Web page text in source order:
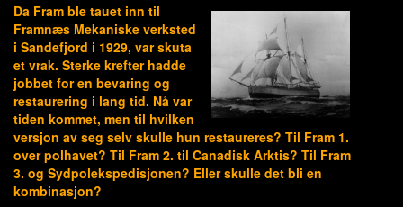
Da Fram ble tauet inn til
Framnæs Mekaniske verksted
i Sandefjord i 1929, var skuta
et vrak. Sterke krefter hadde
jobbet for en bevaring og
restaurering i lang tid. Nå var
tiden kommet, men til hvilken
versjon av seg selv skulle hun restaureres? Til Fram 1.
over polhavet? Til Fram 2. til Canadisk Arktis? Til Fram
3. og Sydpolekspedisjonen? Eller skulle det bli en
kombinasjon?